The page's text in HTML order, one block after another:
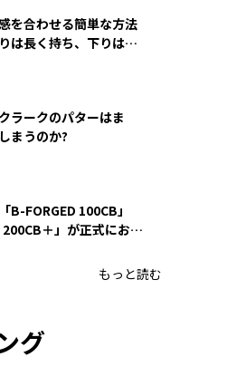
を合わせる簡単な方法
は長く持ち、下りは短
ラークのパターはま
まうのか?
B-FORGED 100CB」
200CB＋」が正式にお披
もっと読む
グ